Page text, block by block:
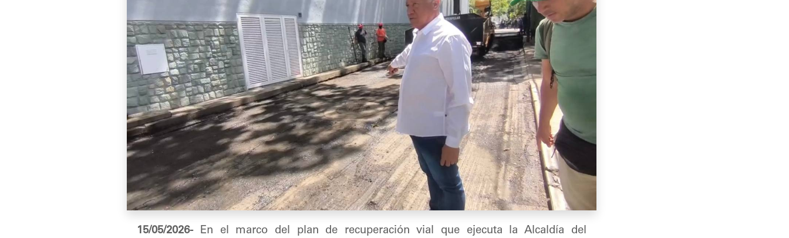
15/05/2026-En el marco del plan de recuperación vial que ejecuta la Alcaldía del